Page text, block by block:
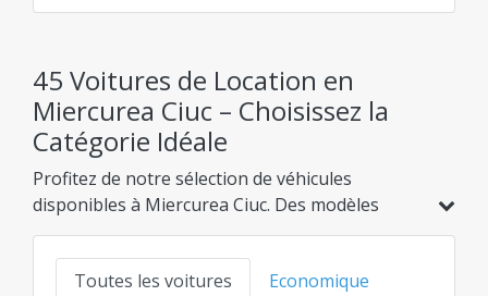
45 Voitures de Location en
Miercurea Ciuc – Choisissez la
Catégorie Idéale
Profitez de notre sélection de véhicules
disponibles à Miercurea Ciuc. Des modèles
économiques et hybrides aux options familiales,
SUV ou de luxe, trouvez l'option idéale au
meilleur prix transparent pour chaque
Toutes les voitures
Economique